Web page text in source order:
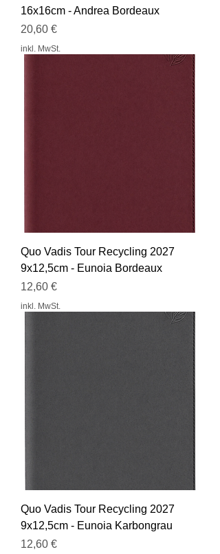
16x16cm - Andrea Bordeaux
Preis
20,60 €
inkl. MwSt.
Quo Vadis Tour Recycling 2027
9x12,5cm - Eunoia Bordeaux
Preis
12,60 €
inkl. MwSt.
Quo Vadis Tour Recycling 2027
9x12,5cm - Eunoia Karbongrau
Preis
12,60 €